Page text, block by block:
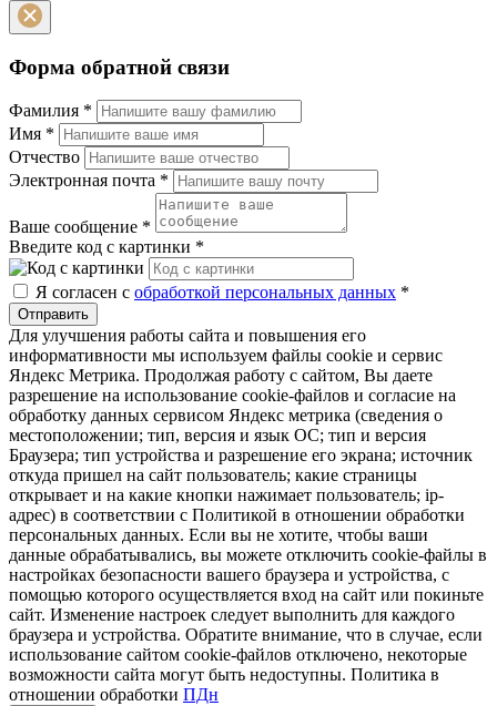
Форма обратной связи
Фамилия *
Имя *
Отчество
Электронная почта *
Ваше сообщение *
Введите код с картинки *
Я согласен с обработкой персональных данных *
Отправить
Для улучшения работы сайта и повышения его
информативности мы используем файлы cookie и сервис
Яндекс Метрика. Продолжая работу с сайтом, Вы даете
разрешение на использование cookie-файлов и согласие на
обработку данных сервисом Яндекс метрика (сведения о
местоположении; тип, версия и язык ОС; тип и версия
Браузера; тип устройства и разрешение его экрана; источник
откуда пришел на сайт пользователь; какие страницы
открывает и на какие кнопки нажимает пользователь; ip-
адрес) в соответствии с Политикой в отношении обработки
персональных данных. Если вы не хотите, чтобы ваши
данные обрабатывались, вы можете отключить cookie-файлы в
настройках безопасности вашего браузера и устройства, с
помощью которого осуществляется вход на сайт или покиньте
сайт. Изменение настроек следует выполнить для каждого
браузера и устройства. Обратите внимание, что в случае, если
использование сайтом cookie-файлов отключено, некоторые
возможности сайта могут быть недоступны. Политика в
отношении обработки ПДн